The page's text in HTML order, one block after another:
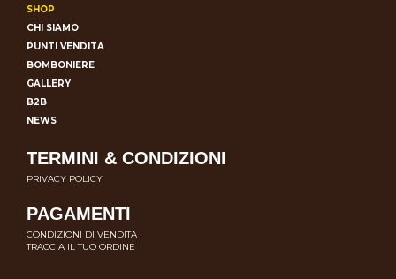
SHOP
CHI SIAMO
PUNTI VENDITA
BOMBONIERE
GALLERY
B2B
NEWS
TERMINI & CONDIZIONI
PRIVACY POLICY
PAGAMENTI
CONDIZIONI DI VENDITA
TRACCIA IL TUO ORDINE